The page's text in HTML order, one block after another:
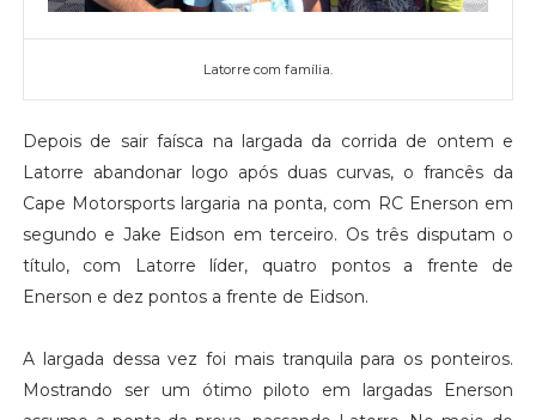
Latorre com família.
Depois de sair faísca na largada da corrida de ontem e
Latorre abandonar logo após duas curvas, o francês da
Cape Motorsports largaria na ponta, com RC Enerson em
segundo e Jake Eidson em terceiro. Os três disputam o
título, com Latorre líder, quatro pontos a frente de
Enerson e dez pontos a frente de Eidson.
A largada dessa vez foi mais tranquila para os ponteiros.
Mostrando ser um ótimo piloto em largadas Enerson